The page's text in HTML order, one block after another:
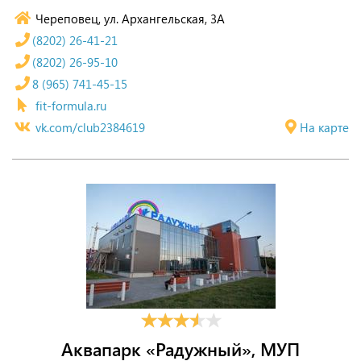
Череповец, ул. Архангельская, 3А
На карте
(8202) 26-41-21
(8202) 26-95-10
8 (965) 741-45-15
fit-formula.ru
vk.com/club2384619
Аквапарк «Радужный», МУП